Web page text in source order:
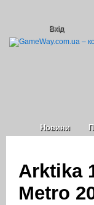
Вхід
Новини
Arktika
Metro